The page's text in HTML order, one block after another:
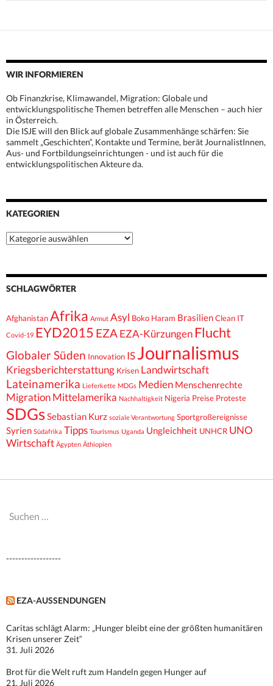
WIR INFORMIEREN
Ob Finanzkrise, Klimawandel, Migration: Globale und
entwicklungspolitische Themen betreffen alle Menschen – auch hier
in Österreich.
Die ISJE will den Blick auf globale Zusammenhänge schärfen: Sie
sammelt „Geschichten“, Kontakte und Termine, berät JournalistInnen,
Aus- und Fortbildungseinrichtungen - und ist auch für die
entwicklungspolitischen Akteure da.
KATEGORIEN
Kategorien
SCHLAGWÖRTER
AfghanistanAfrika Armut Asyl Boko Haram BrasilienClean IT
Covid-19 EYD2015 EZA EZA-Kürzungen Flucht
Globaler Süden Innovation IS Journalismus
Kriegsberichterstattung Krisen Landwirtschaft
Lateinamerika Lieferkette MDGs Medien Menschenrechte
Migration Mittelamerika Nachhaltigkeit Nigeria Preise Proteste
SDGsSebastian Kurz soziale Verantwortung Sportgroßereignisse
Syrien Südafrika Tipps Tourismus Uganda Ungleichheit UNHCR UNO
Wirtschaft Ägypten Äthiopien
Suchen
------------------
EZA-AUSSENDUNGEN
Caritas schlägt Alarm: „Hunger bleibt eine der größten humanitären
Krisen unserer Zeit“
31. Juli 2026
Brot für die Welt ruft zum Handeln gegen Hunger auf
21. Juli 2026